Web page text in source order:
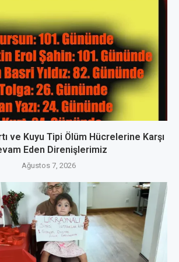
ve Kuyu Tipi Ölüm Hücrelerine Karşı
Eden Direnişlerimiz
Ağustos 7, 2026